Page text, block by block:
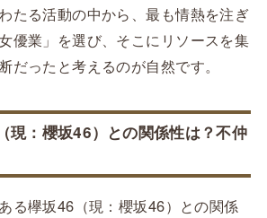
たる活動の中から、最も情熱を注ぎ
優業」を選び、そこにリソースを集
だったと考えるのが自然です。
：櫻坂46）との関係性は？不仲
る欅坂46（現：櫻坂46）との関係